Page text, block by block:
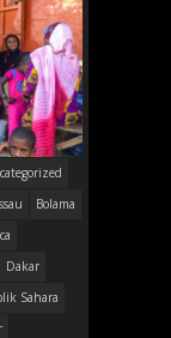
Bolama
Dakar
Sahara